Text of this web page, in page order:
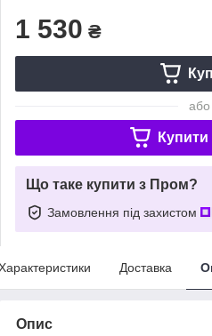
1 530 ₴
або
Купити
Що таке купити з Пром?
Замовлення під захистом
Доставка
Опис